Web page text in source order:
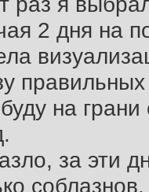
2 дня на
на
за эти